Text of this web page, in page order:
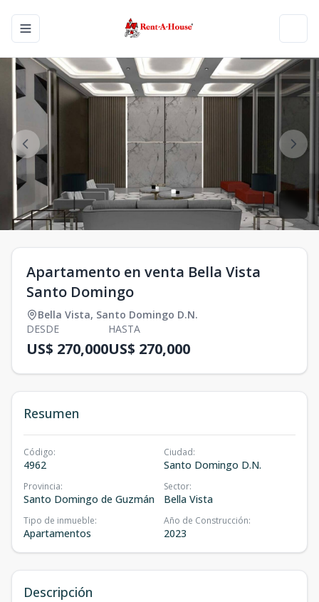
Toggle navigation menu
Apartamento en venta Bella Vista
Santo Domingo
Bella Vista, Santo Domingo D.N.
DESDE
US$ 270,000
HASTA
US$ 270,000
Resumen
Código:
4962
Ciudad:
Santo Domingo D.N.
Provincia:
Santo Domingo de Guzmán
Sector:
Bella Vista
Tipo de inmueble:
Apartamentos
Año de Construcción:
2023
Descripción